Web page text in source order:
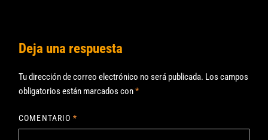
Deja una respuesta
Tu dirección de correo electrónico no será publicada. Los campos
obligatorios están marcados con*
COMENTARIO*